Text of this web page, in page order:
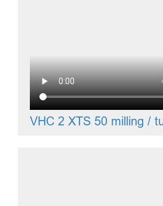
VHC 2 XTS 50 milling /